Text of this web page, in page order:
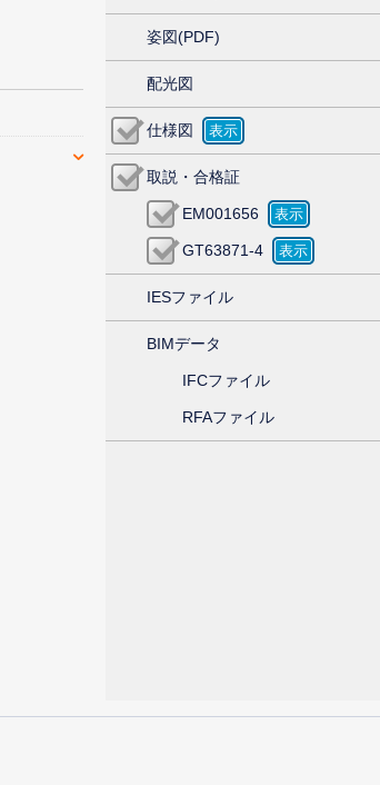
姿図(PDF)
配光図
仕様図
取説・合格証
EM001656
GT63871-4
IESファイル
BIMデータ
IFCファイル
RFAファイル